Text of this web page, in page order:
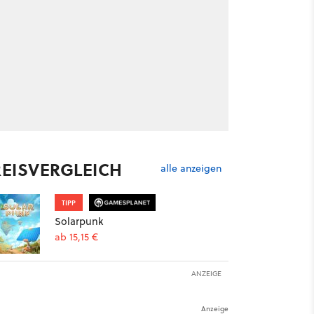
alle anzeigen
TIPP
Solarpunk
ab 15,15 €
ANZEIGE